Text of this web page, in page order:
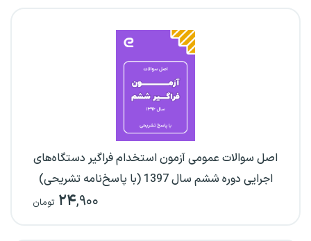
اصل سوالات عمومی آزمون استخدام فراگیر دستگاه‌های
اجرایی دوره ششم سال 1397 (با پاسخ‌نامه تشریحی)
۲۴,۹۰۰ تومان